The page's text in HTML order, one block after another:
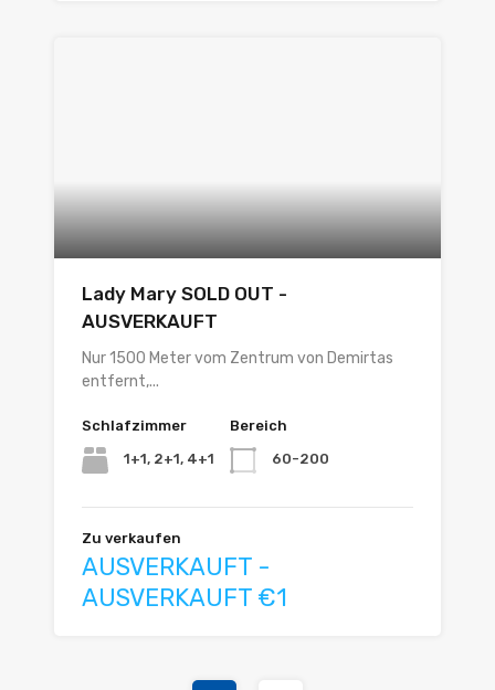
Lady Mary SOLD OUT -
AUSVERKAUFT
Nur 1500 Meter vom Zentrum von Demirtas
entfernt,...
Schlafzimmer
1+1, 2+1, 4+1
Bereich
60-200
Zu verkaufen
AUSVERKAUFT -
AUSVERKAUFT €1